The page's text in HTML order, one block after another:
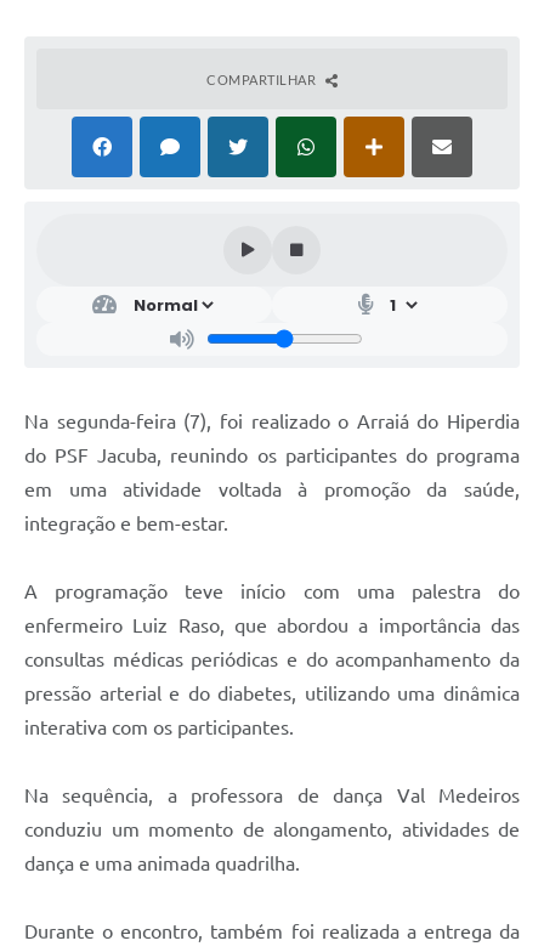
COMPARTILHAR
Na segunda-feira (7), foi realizado o Arraiá do Hiperdia
do PSF Jacuba, reunindo os participantes do programa
em uma atividade voltada à promoção da saúde,
integração e bem-estar.
A programação teve início com uma palestra do
enfermeiro Luiz Raso, que abordou a importância das
consultas médicas periódicas e do acompanhamento da
pressão arterial e do diabetes, utilizando uma dinâmica
interativa com os participantes.
Na sequência, a professora de dança Val Medeiros
conduziu um momento de alongamento, atividades de
dança e uma animada quadrilha.
Durante o encontro, também foi realizada a entrega da